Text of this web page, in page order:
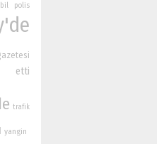
polis
etti
trafik
yangin